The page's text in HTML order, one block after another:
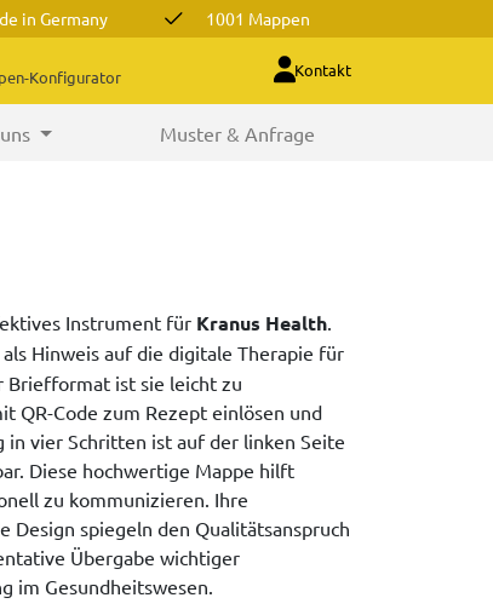
in Germany 1001 Mappen
Konfigurator Kontakt
Muster & Anfrage
Instrument für Kranus Health.
Hinweis auf die digitale Therapie für
Briefformat ist sie leicht zu
QR-Code zum Rezept einlösen und
in vier Schritten ist auf der linken Seite
Diese hochwertige Mappe hilft
zu kommunizieren. Ihre
Design spiegeln den Qualitätsanspruch
Übergabe wichtiger
im Gesundheitswesen.